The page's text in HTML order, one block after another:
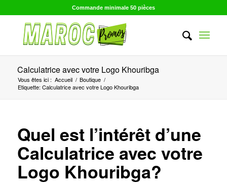
Commande minimale 50 pièces
Calculatrice avec votre Logo Khouribga
Vous êtes ici : Accueil / Boutique /
Etiquette: Calculatrice avec votre Logo Khouribga
Quel est l’intérêt d’une
Calculatrice avec votre
Logo Khouribga?